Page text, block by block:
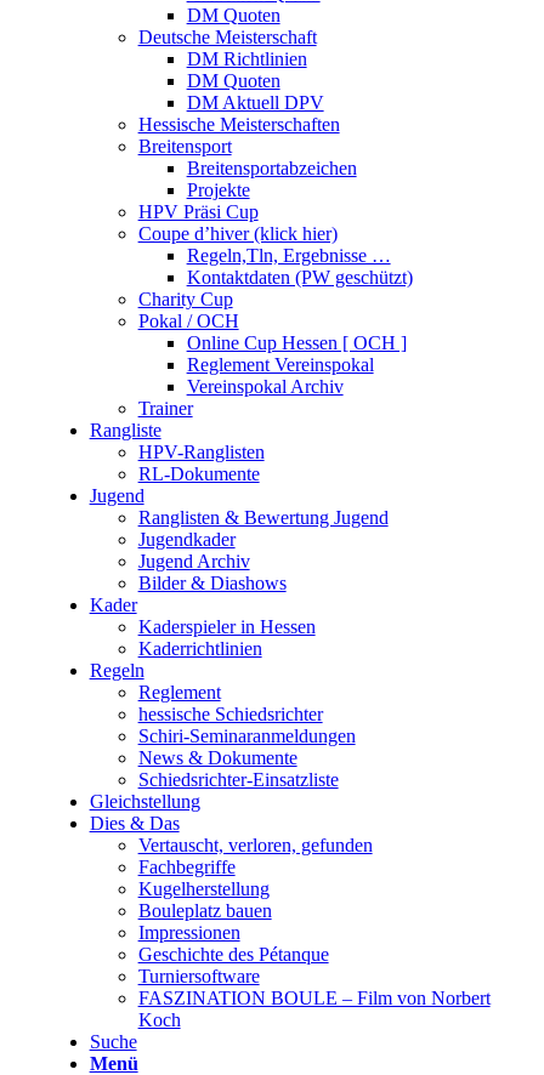
DM Quoten
Deutsche Meisterschaft
DM Richtlinien
DM Quoten
DM Aktuell DPV
Hessische Meisterschaften
Breitensport
Breitensportabzeichen
Projekte
HPV Präsi Cup
Coupe d’hiver (klick hier)
Regeln,Tln, Ergebnisse …
Kontaktdaten (PW geschützt)
Charity Cup
Pokal / OCH
Online Cup Hessen [ OCH ]
Reglement Vereinspokal
Vereinspokal Archiv
Trainer
Rangliste
HPV-Ranglisten
RL-Dokumente
Jugend
Ranglisten & Bewertung Jugend
Jugendkader
Jugend Archiv
Bilder & Diashows
Kader
Kaderspieler in Hessen
Kaderrichtlinien
Regeln
Reglement
hessische Schiedsrichter
Schiri-Seminaranmeldungen
News & Dokumente
Schiedsrichter-Einsatzliste
Gleichstellung
Dies & Das
Vertauscht, verloren, gefunden
Fachbegriffe
Kugelherstellung
Bouleplatz bauen
Impressionen
Geschichte des Pétanque
Turniersoftware
FASZINATION BOULE – Film von Norbert
Koch
Suche
Menü